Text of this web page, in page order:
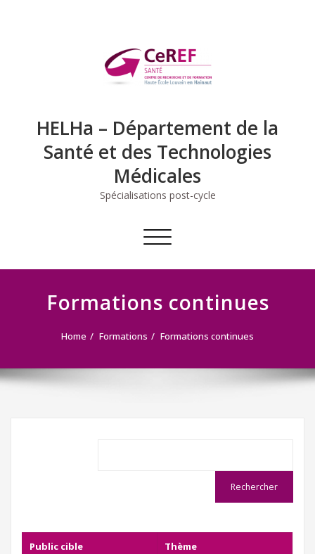
HELHa – Département de la
Santé et des Technologies
Médicales
Spécialisations post-cycle
Toggle
Formations continues
Home Formations Formations continues
Public cible Thème